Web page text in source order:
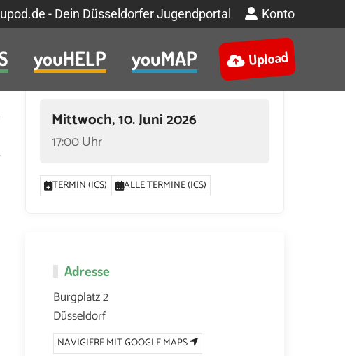
- Dein Düsseldorfer Jugendportal Konto
youHELP youMAP Upload
Mittwoch, 10. Juni 2026
17:00 Uhr
TERMIN (ICS) ALLE TERMINE (ICS)
Adresse
Burgplatz 2
Düsseldorf
NAVIGIERE MIT GOOGLE MAPS